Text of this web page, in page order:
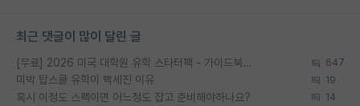
최근 댓글이 많이 달린 글
[무료] 2026 미국 대학원 유학 스타터팩 - 가이드북 & 합격자 컨택메일 템플릿 647
미박 탑스쿨 유학이 빡세진 이유 19
혹시 이정도 스펙이면 어느정도 잡고 준비해야하나요? 14